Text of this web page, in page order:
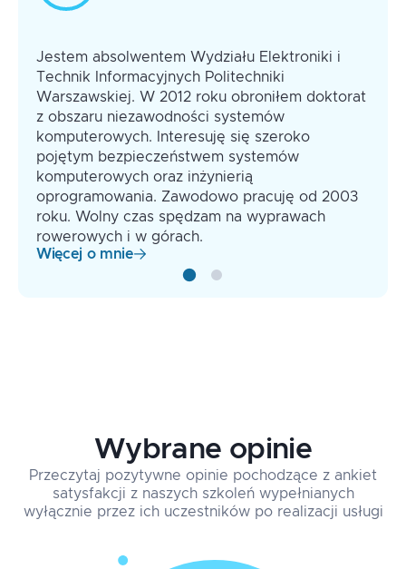
certyfikatów
Protokół weryfikacji statusu certyfikatu
(online certificate status protocol, OCSP)
Mechanizm CRLSets
Przejrzystość certyfikatów (certificate
transparency, CT)
Znacznik SCT (signed certificate
timestamp)
Zalecenia grupy roboczej CA/Browser
Forum
Certyfikaty uwierzytelniania witryn
internetowych w eIDAS
shared key, PSK)
Uwierzytelnienie oparte o hasło (secure
remote password, SRP)
Datagramowy protokół TLS (Datagram
Transport Layer Security, DTLS)
Wykorzystanie programowych i
sprzętowych końcówek SSL/TLS
Testowanie działania protokołu
Zalecenia dotyczące konfiguracji
Jestem absolwentem Wydziału Elektroniki i
Technik Informacyjnych Politechniki
Warszawskiej. W 2012 roku obroniłem doktorat
z obszaru niezawodności systemów
komputerowych. Interesuję się szeroko
pojętym bezpieczeństwem systemów
komputerowych oraz inżynierią
oprogramowania. Zawodowo pracuję od 2003
roku. Wolny czas spędzam na wyprawach
rowerowych i w górach.
Więcej o mnie
Wybrane opinie
Przeczytaj pozytywne opinie pochodzące z ankiet
satysfakcji z naszych szkoleń wypełnianych
wyłącznie przez ich uczestników po realizacji usługi